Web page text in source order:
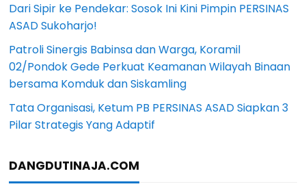
Dari Sipir ke Pendekar: Sosok Ini Kini Pimpin PERSINAS
ASAD Sukoharjo!
Patroli Sinergis Babinsa dan Warga, Koramil
02/Pondok Gede Perkuat Keamanan Wilayah Binaan
bersama Komduk dan Siskamling
Tata Organisasi, Ketum PB PERSINAS ASAD Siapkan 3
Pilar Strategis Yang Adaptif
DANGDUTINAJA.COM